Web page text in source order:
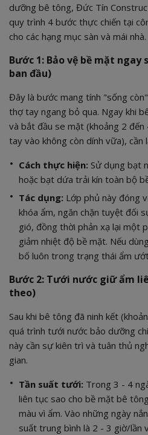
dưỡng bê tông, Đức Tín
quy trình 4 bước thực chiến tại
cho các hạng mục sàn và mái nhà.
Bước 1: Bảo vệ bề mặt ngay
ban đầu)
Đây là bước mang tính "sống
thợ tay ngang bỏ qua. Ngay khi
và bắt đầu se mặt (khoảng 2 đến
tay vào không còn dính vữa), cần
Cách thực hiện: Sử dụng bạt
hoặc bạt dứa trải kín toàn bộ
Tác dụng: Lớp phủ này đóng
khóa ẩm, ngăn chặn tuyệt đối
gió, đồng thời phản xạ lại một
giảm nhiệt độ bề mặt. Nếu
bố luôn trong trạng thái ẩm
Bước 2: Tưới nước giữ ẩm
theo)
Sau khi bê tông đã ninh kết
quá trình tưới nước bảo dưỡng
này cần sự kiên trì và tuân thủ
gian.
Tần suất tưới: Trong 3 - 4
liên tục sao cho bề mặt bê
màu vì ẩm. Vào những ngày
suất trung bình là 2 - 3 giờ/lần